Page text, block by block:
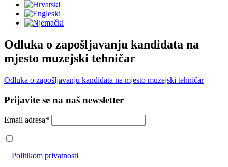
Odluka o zapošljavanju kandidata na
mjesto muzejski tehničar
Odluka o zapošljavanju kandidata na mjesto muzejski tehničar
Prijavite se na naš newsletter
Email adresa*
Politikom privatnosti